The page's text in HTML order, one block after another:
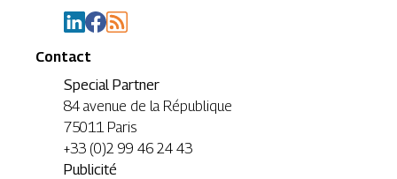
Contact
Special Partner
84 avenue de la République
75011 Paris
+33 (0)2 99 46 24 43
Publicité